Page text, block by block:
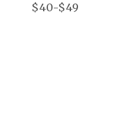
$40-$49